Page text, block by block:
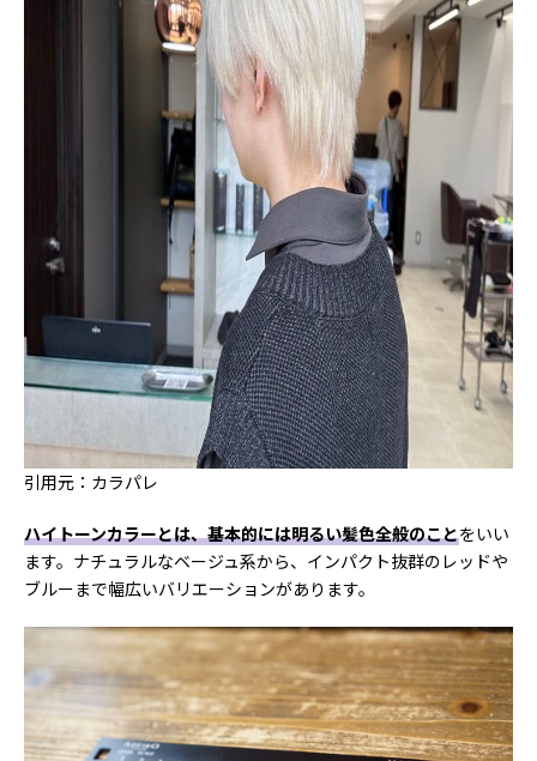
引用元：カラパレ
ハイトーンカラーとは、基本的には明るい髪色全般のことをいい
ます。ナチュラルなベージュ系から、インパクト抜群のレッドや
ブルーまで幅広いバリエーションがあります。